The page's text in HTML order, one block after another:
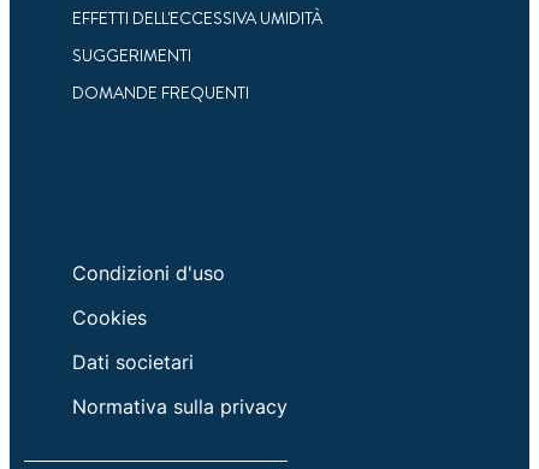
EFFETTI DELL'ECCESSIVA UMIDITÀ
SUGGERIMENTI
DOMANDE FREQUENTI
Condizioni d'uso
Cookies
Dati societari
Normativa sulla privacy